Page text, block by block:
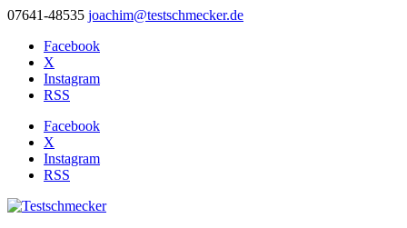
07641-48535 joachim@testschmecker.de
Facebook
X
Instagram
RSS
Facebook
X
Instagram
RSS